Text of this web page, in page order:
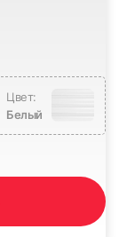
Цвет:
Белый